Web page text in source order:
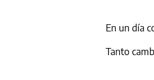
En un día
Tanto